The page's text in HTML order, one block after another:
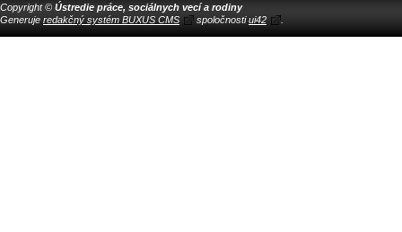
Copyright © Ústredie práce, sociálnych vecí a rodiny
Generuje redakčný systém BUXUS CMS spoločnostiui42